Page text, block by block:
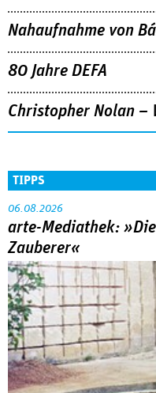
Nahaufnahme von
80 Jahre DEFA
Christopher Nolan –
TIPPS
06.08.2026
arte-Mediathek:
Zauberer«